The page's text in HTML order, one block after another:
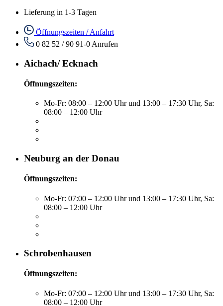
Lieferung in 1-3 Tagen
Öffnungszeiten / Anfahrt
0 82 52 / 90 91-0 Anrufen
Aichach/ Ecknach
Öffnungszeiten:
Mo-Fr: 08:00 – 12:00 Uhr und 13:00 – 17:30 Uhr, Sa:
08:00 – 12:00 Uhr
Neuburg an der Donau
Öffnungszeiten:
Mo-Fr: 07:00 – 12:00 Uhr und 13:00 – 17:30 Uhr, Sa:
08:00 – 12:00 Uhr
Schrobenhausen
Öffnungszeiten:
Mo-Fr: 07:00 – 12:00 Uhr und 13:00 – 17:30 Uhr, Sa:
08:00 – 12:00 Uhr